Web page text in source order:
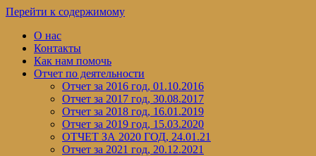
Перейти к содержимому
О нас
Контакты
Как нам помочь
Отчет по деятельности
Отчет за 2016 год, 01.10.2016
Отчет за 2017 год, 30.08.2017
Отчет за 2018 год, 16.01.2019
Отчет за 2019 год, 15.03.2020
ОТЧЕТ ЗА 2020 ГОД, 24.01.21
Отчет за 2021 год, 20.12.2021